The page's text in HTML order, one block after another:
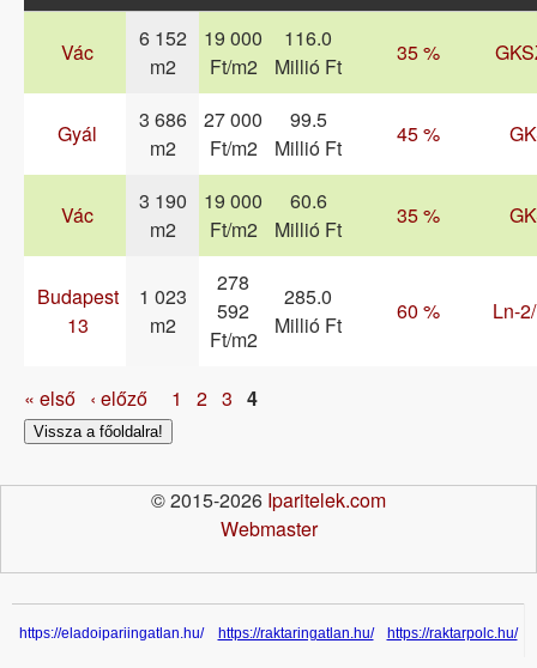
Vác
6 152
m2
19 000
Ft/m2
116.0
Millió Ft
35 %
Gyál
3 686
m2
27 000
Ft/m2
99.5
Millió Ft
45 %
Vác
3 190
m2
19 000
Ft/m2
60.6
Millió Ft
35 %
Budapest
13
1 023
m2
278
592
Ft/m2
285.0
Millió Ft
60 % Ln-
Oldalak
« első ‹ előző 1 2 3 4
Vissza a főoldalra!
© 2015-2026 Iparitelek.com
Webmaster
https://eladoipariingatlan.hu/ https://raktaringatlan.hu/ https://raktarpolc.hu/